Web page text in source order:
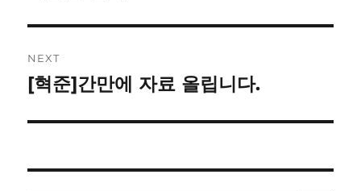
NEXT
Next
[혁준]간만에 자료 올립니다.